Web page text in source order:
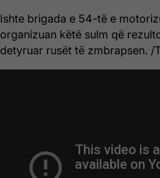
Ishte brigada e 54-të e
organizuan këtë sulm që
detyruar rusët të zmbrapsen. /